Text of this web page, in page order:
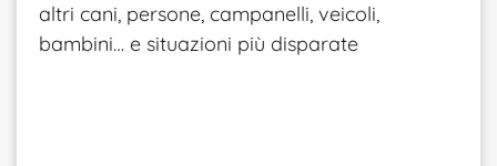
altri cani, persone, campanelli, veicoli,
bambini… e situazioni più disparate